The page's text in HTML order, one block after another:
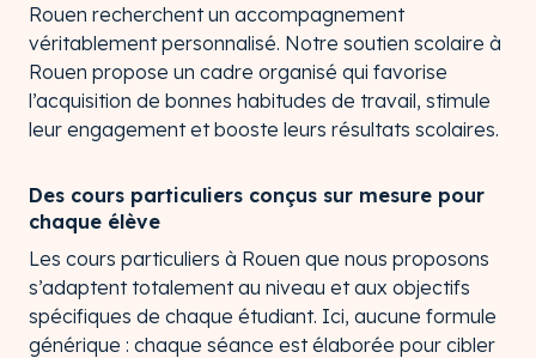
Rouen recherchent un accompagnement
véritablement personnalisé. Notre soutien scolaire à
Rouen propose un cadre organisé qui favorise
l’acquisition de bonnes habitudes de travail, stimule
leur engagement et booste leurs résultats scolaires.
Des cours particuliers conçus sur mesure pour
chaque élève
Les cours particuliers à Rouen que nous proposons
s’adaptent totalement au niveau et aux objectifs
spécifiques de chaque étudiant. Ici, aucune formule
générique : chaque séance est élaborée pour cibler